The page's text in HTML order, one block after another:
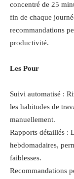
concentré de 25
fin de chaque
recommandations
productivité.
Les Pour
Suivi automatisé :
les habitudes de
manuellement.
Rapports détaillés :
hebdomadaires,
faiblesses.
Recommandations